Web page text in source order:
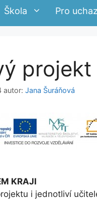
Škola Pro
projekt
autor: Jana Šuráňová
KRAJI
i jednotliví